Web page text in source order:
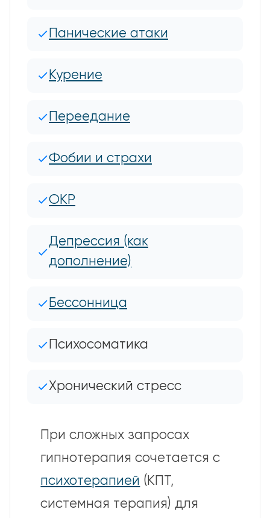
Панические атаки
Курение
Переедание
Фобии и страхи
ОКР
Депрессия (как
дополнение)
Бессонница
Психосоматика
Хронический стресс
При сложных запросах
гипнотерапия сочетается с
психотерапией (КПТ,
системная терапия) для